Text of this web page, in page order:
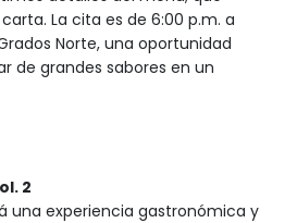
La cita es de 6:00 p.m. a
Norte, una oportunidad
de grandes sabores en un
2
una experiencia gastronómica y